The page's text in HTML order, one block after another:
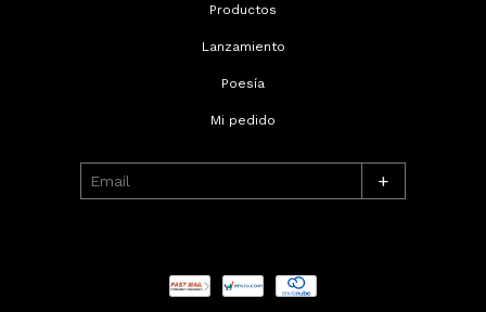
Productos
Lanzamiento
Poesía
Mi pedido
+